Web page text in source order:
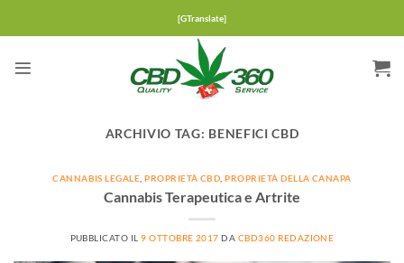
[GTranslate]
ARCHIVIO TAG: BENEFICI CBD
CANNABIS LEGALE ,PROPRIETÀ CBD,PROPRIETÀ DELLA CANAPA
Cannabis Terapeutica e Artrite
PUBBLICATO IL9 OTTOBRE 2017 DA CBD360 REDAZIONE